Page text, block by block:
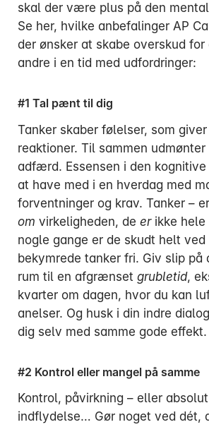
skal der være plus på den
Se her, hvilke anbefalinger AP
der ønsker at skabe overskud for
andre i en tid med udfordringer:
#1 Tal pænt til dig
Tanker skaber følelser, som
reaktioner. Til sammen udmønter
adfærd. Essensen i den
at have med i en hverdag med
forventninger og krav. Tanker –
om virkeligheden, de erikke hele
nogle gange er de skudt helt ved
bekymrede tanker fri. Giv slip på
rum til en afgrænset grubletid,
kvarter om dagen, hvor du kan
anelser. Og husk i din indre
dig selv med samme gode effekt.
#2 Kontrol eller mangel på samme
Kontrol, påvirkning – eller
indflydelse… Gør noget ved dét,